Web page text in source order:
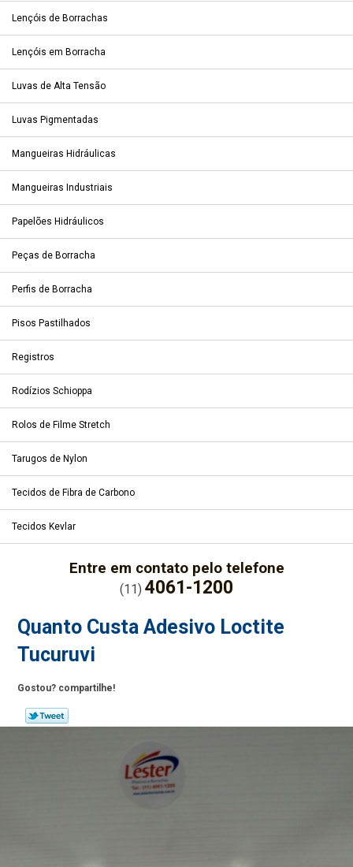
Lençóis de Borrachas
Lençóis em Borracha
Luvas de Alta Tensão
Luvas Pigmentadas
Mangueiras Hidráulicas
Mangueiras Industriais
Papelões Hidráulicos
Peças de Borracha
Perfis de Borracha
Pisos Pastilhados
Registros
Rodízios Schioppa
Rolos de Filme Stretch
Tarugos de Nylon
Tecidos de Fibra de Carbono
Tecidos Kevlar
Entre em contato pelo telefone
(11) 4061-1200
Quanto Custa Adesivo Loctite
Tucuruvi
Gostou? compartilhe!